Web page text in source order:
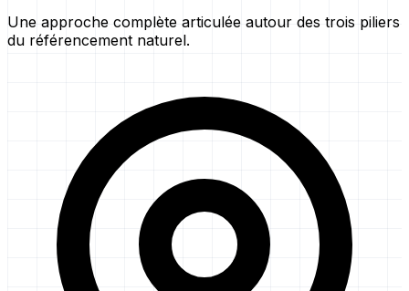
Une approche complète articulée autour des trois piliers
du référencement naturel.